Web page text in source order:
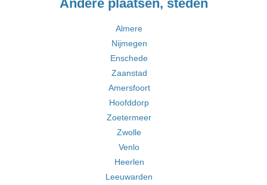
Andere plaatsen, steden
Almere
Nijmegen
Enschede
Zaanstad
Amersfoort
Hoofddorp
Zoetermeer
Zwolle
Venlo
Heerlen
Leeuwarden